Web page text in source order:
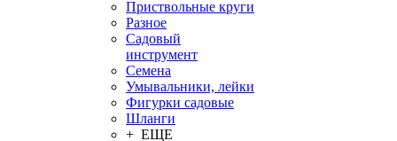
Приствольные круги
Разное
Садовый
инструмент
Семена
Умывальники, лейки
Фигурки садовые
Шланги
+ ЕЩЕ